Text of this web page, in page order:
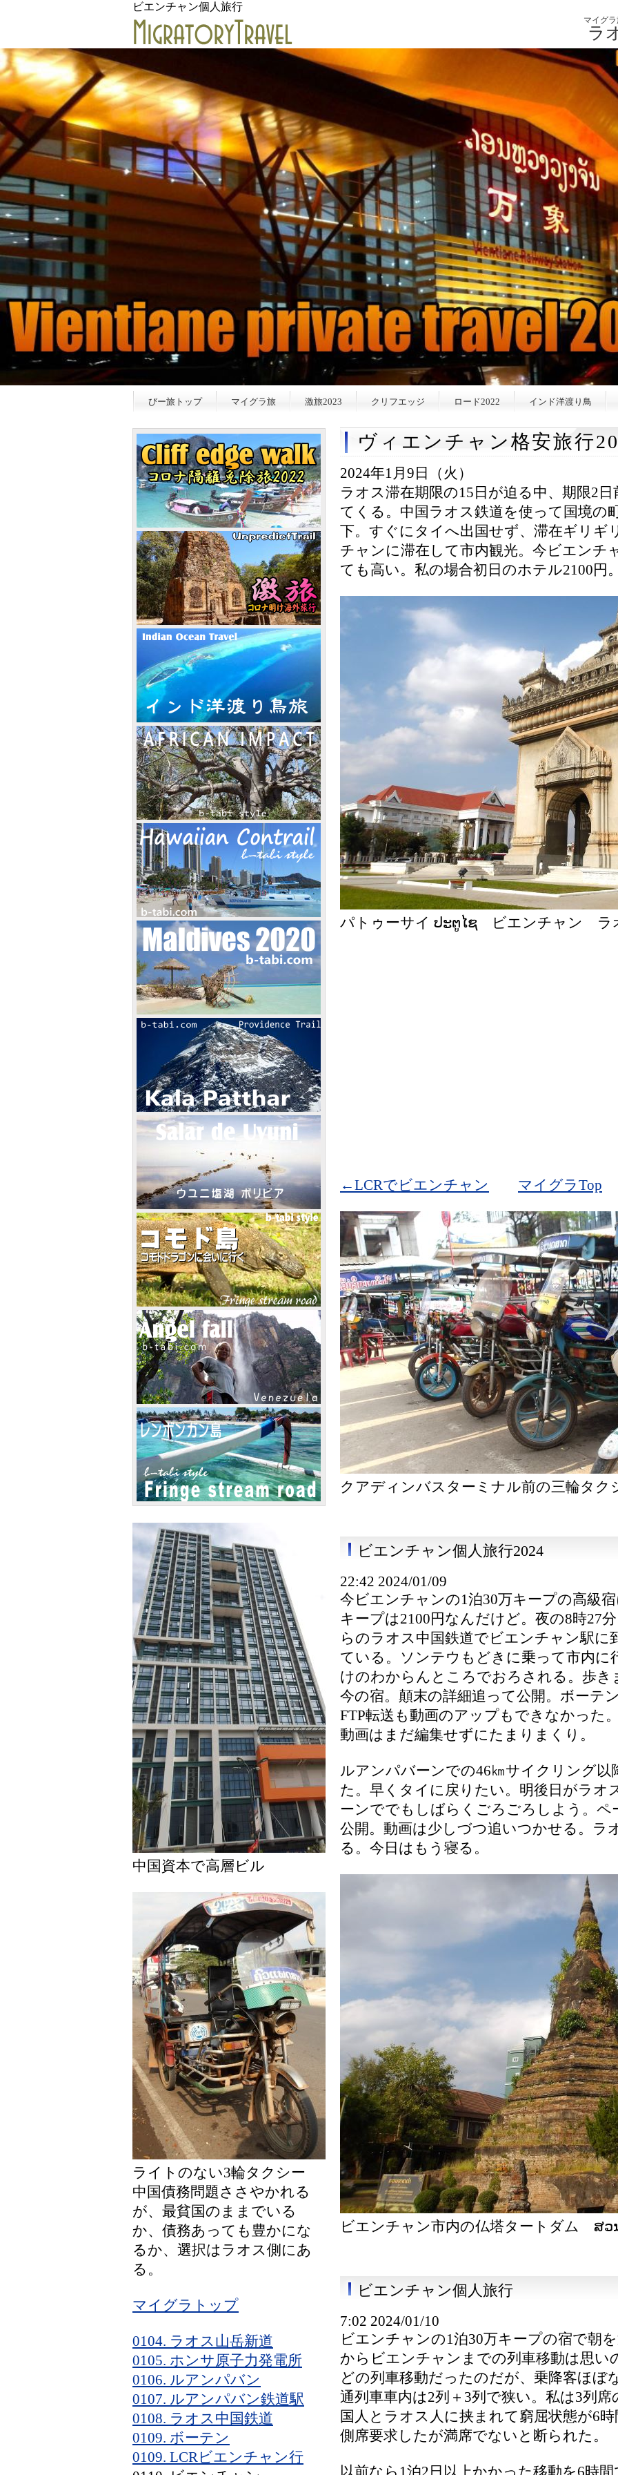
ビエンチャン個人旅行
マイグ
ラ
ヴィエンチャン格安旅行
2024年1月9日（火）
ラオス滞在期限の15日が迫る中、期限2
てくる。中国ラオス鉄道を使って国境の
下。すぐにタイへ出国せず、滞在ギリギ
チャンに滞在して市内観光。今ビエンチ
ても高い。私の場合初日のホテル2100円
パトゥーサイ ປະຕູໄຊ ビエンチャン ラ
←LCRでビエンチャン マイグラTop
クアディンバスターミナル前の三輪タ
ビエンチャン個人旅行2024
22:42 2024/01/09
今ビエンチャンの1泊30万キープの高級
キープは2100円なんだけど。夜の8時27
らのラオス中国鉄道でビエンチャン駅に
ている。ソンテウもどきに乗って市内に
けのわからんところでおろされる。歩き
今の宿。顛末の詳細追って公開。ボーテ
FTP転送も動画のアップもできなかった
動画はまだ編集せずにたまりまくり。
ルアンパバーンでの46㎞サイクリング以
た。早くタイに戻りたい。明後日がラオ
ーンででもしばらくごろごろしよう。ペ
公開。動画は少しづつ追いつかせる。ラ
る。今日はもう寝る。
ビエンチャン市内の仏塔タートダム ສ
ビエンチャン個人旅行
7:02 2024/01/10
ビエンチャンの1泊30万キープの宿で朝
からビエンチャンまでの列車移動は思い
どの列車移動だったのだが、乗降客ほぼ
通列車車内は2列＋3列で狭い。私は3列
国人とラオス人に挟まれて窮屈状態が6
側席要求したが満席でないと断られた。
以前なら1泊2日以上かかった移動を6時
びー旅トップ マイグラ旅 激旅2023 クリフエッジ ロード2022 インド洋渡り鳥
中国資本で高層ビル
ライトのない3輪タクシー
中国債務問題ささやかれる
が、最貧国のままでいる
か、債務あっても豊かにな
るか、選択はラオス側にあ
る。
マイグラトップ
0104. ラオス山岳新道
0105. ホンサ原子力発電所
0106. ルアンパバン
0107. ルアンパバン鉄道駅
0108. ラオス中国鉄道
0109. ボーテン
0109. LCRビエンチャン行